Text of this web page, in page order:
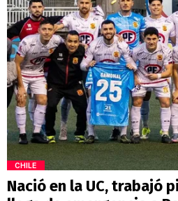
CHILE
Nació en la UC, trabajó